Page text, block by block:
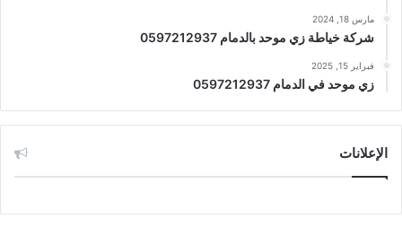
مارس 18, 2024
شركة خياطة زي موحد بالدمام 0597212937
فبراير 15, 2025
زي موحد في الدمام 0597212937
الإعلانات